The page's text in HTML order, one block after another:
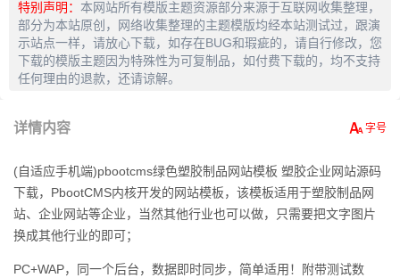
特别声明： 本网站所有模版主题资源部分来源于互联网收集整理，
部分为本站原创，网络收集整理的主题模版均经本站测试过，跟演
示站点一样，请放心下载，如存在BUG和瑕疵的，请自行修改，您
下载的模版主题因为特殊性为可复制品，如付费下载的，均不支持
任何理由的退款，还请谅解。
详情内容
(自适应手机端)pbootcms绿色塑胶制品网站模板 塑胶企业网站源码
下载，PbootCMS内核开发的网站模板，该模板适用于塑胶制品网
站、企业网站等企业，当然其他行业也可以做，只需要把文字图片
换成其他行业的即可；
PC+WAP，同一个后台，数据即时同步，简单适用！附带测试数